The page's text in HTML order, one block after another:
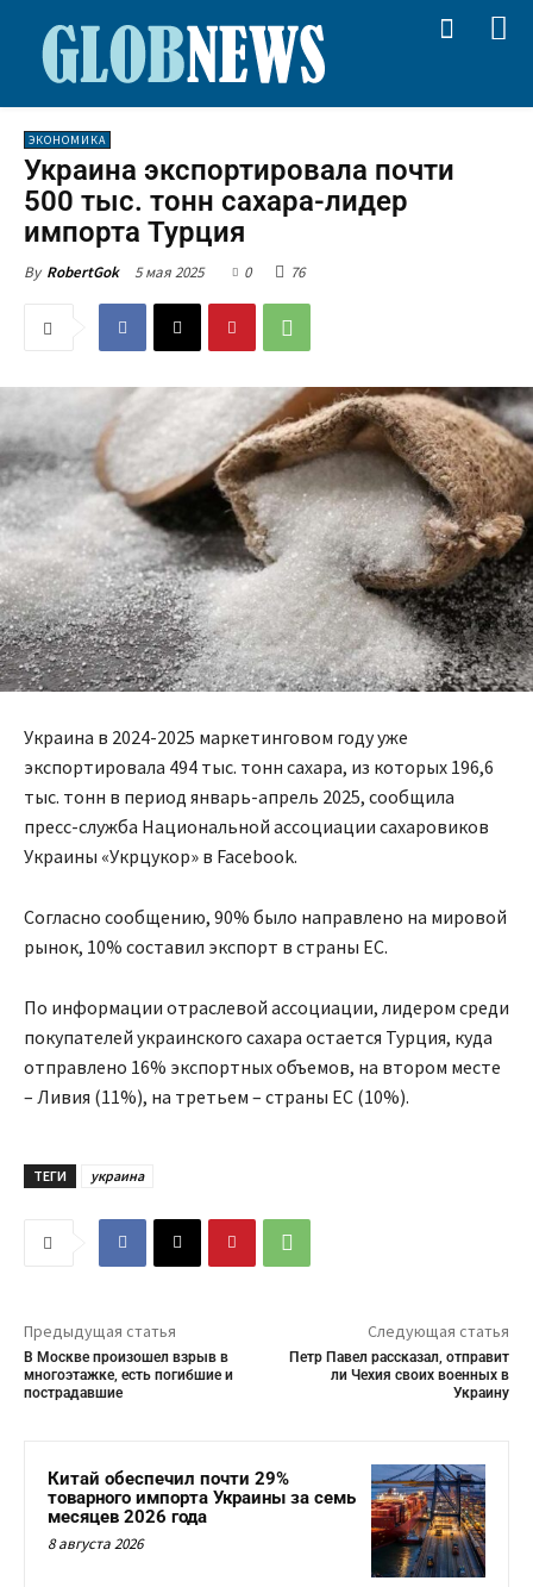
ЭКОНОМИКА
Украина экспортировала почти
500 тыс. тонн сахара-лидер
импорта Турция
By RobertGok 5 мая 2025 0 76
Украина в 2024-2025 маркетинговом году уже
экспортировала 494 тыс. тонн сахара, из которых 196,6
тыс. тонн в период январь-апрель 2025, сообщила
пресс-служба Национальной ассоциации сахаровиков
Украины «Укрцукор» в Facebook.
Согласно сообщению, 90% было направлено на мировой
рынок, 10% составил экспорт в страны ЕС.
По информации отраслевой ассоциации, лидером среди
покупателей украинского сахара остается Турция, куда
отправлено 16% экспортных объемов, на втором месте
– Ливия (11%), на третьем – страны ЕС (10%).
ТЕГИ украина
Предыдущая статья
В Москве произошел взрыв в
многоэтажке, есть погибшие и
пострадавшие
Следующая статья
Петр Павел рассказал, отправит
ли Чехия своих военных в
Украину
Китай обеспечил почти 29%
товарного импорта Украины за семь
месяцев 2026 года
8 августа 2026